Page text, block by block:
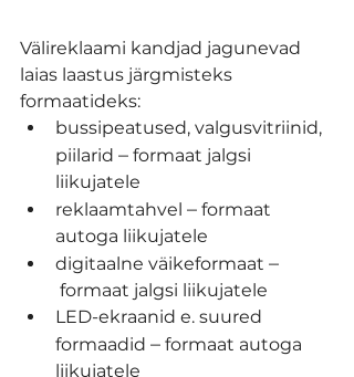
Välireklaami kandjad jagunevad
laias laastus järgmisteks
formaatideks:
bussipeatused, valgusvitriinid,
piilarid – formaat jalgsi
liikujatele
reklaamtahvel – formaat
autoga liikujatele
digitaalne väikeformaat –
formaat jalgsi liikujatele
LED-ekraanid e. suured
formaadid – formaat autoga
liikujatele